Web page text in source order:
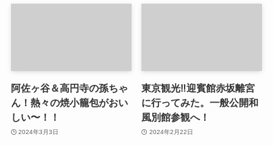
阿佐ヶ谷＆高円寺の孫ちゃ
ん！熱々の焼小籠包がおい
しい〜！！
2024年3月3日
東京観光‼︎迎賓館赤坂離宮
に行ってみた。一般公開和
風別館参観へ！
2024年2月22日